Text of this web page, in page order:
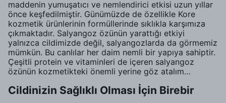
maddenin yumuşatıcı ve nemlendirici etkisi uzun yıllar
önce keşfedilmiştir. Günümüzde de özellikle Kore
kozmetik ürünlerinin formüllerinde sıklıkla karşımıza
çıkmaktadır. Salyangoz özünün yarattığı etkiyi
yalnızca cildimizde değil, salyangozlarda da görmemiz
mümkün. Bu canlılar her daim nemli bir yapıya sahiptir.
Çeşitli protein ve vitaminleri de içeren salyangoz
özünün kozmetikteki önemli yerine göz atalım…
Cildinizin Sağlıklı Olması İçin Birebir